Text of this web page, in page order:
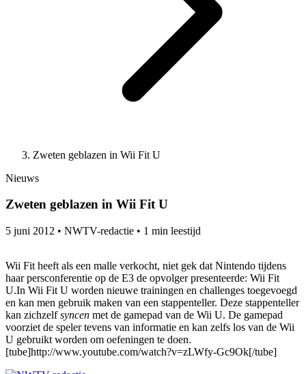
Zweten geblazen in Wii Fit U
Nieuws
Zweten geblazen in Wii Fit U
5 juni 2012 • NWTV-redactie • 1 min leestijd
Wii Fit heeft als een malle verkocht, niet gek dat Nintendo tijdens
haar persconferentie op de E3 de opvolger presenteerde: Wii Fit
U.In Wii Fit U worden nieuwe trainingen en challenges toegevoegd
en kan men gebruik maken van een stappenteller. Deze stappenteller
kan zichzelfsyncen met de gamepad van de Wii U. De gamepad
voorziet de speler tevens van informatie en kan zelfs los van de Wii
U gebruikt worden om oefeningen te doen.
[tube]http://www.youtube.com/watch?v=zLWfy-Gc9Ok[/tube]